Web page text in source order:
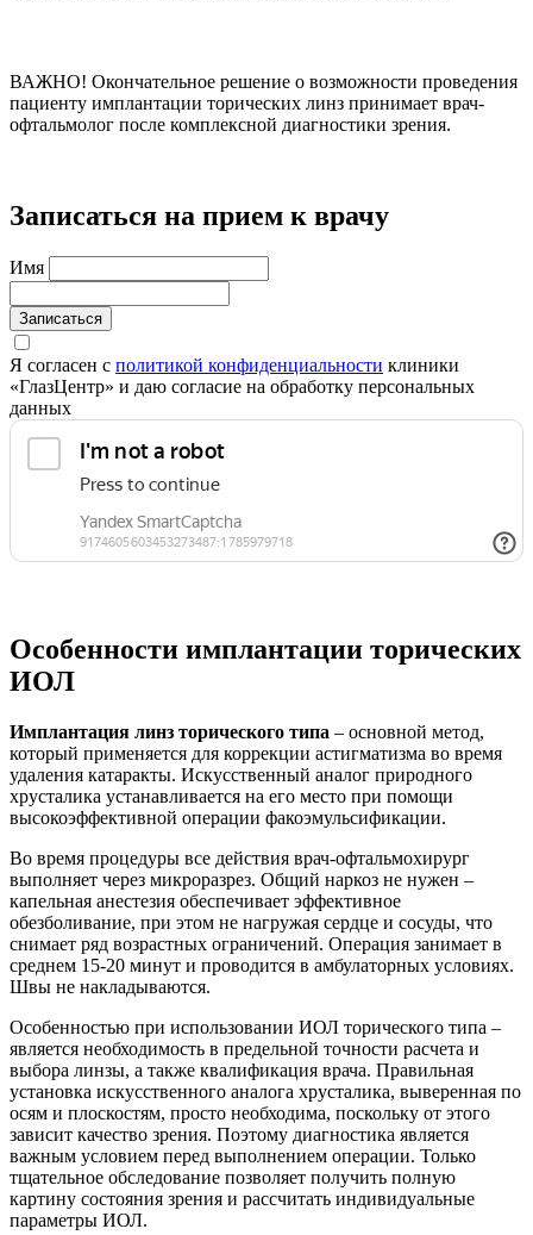
ВАЖНО! Окончательное решение о возможности проведения
пациенту имплантации торических линз принимает врач-
офтальмолог после комплексной диагностики зрения.
Записаться на прием к врачу
Имя
Записаться
Я согласен с политикой конфиденциальности клиники
«ГлазЦентр» и даю согласие на обработку персональных
данных
Особенности имплантации торических
ИОЛ
Имплантация линз торического типа – основной метод,
который применяется для коррекции астигматизма во время
удаления катаракты. Искусственный аналог природного
хрусталика устанавливается на его место при помощи
высокоэффективной операции факоэмульсификации.
Во время процедуры все действия врач-офтальмохирург
выполняет через микроразрез. Общий наркоз не нужен –
капельная анестезия обеспечивает эффективное
обезболивание, при этом не нагружая сердце и сосуды, что
снимает ряд возрастных ограничений. Операция занимает в
среднем 15-20 минут и проводится в амбулаторных условиях.
Швы не накладываются.
Особенностью при использовании ИОЛ торического типа –
является необходимость в предельной точности расчета и
выбора линзы, а также квалификация врача. Правильная
установка искусственного аналога хрусталика, выверенная по
осям и плоскостям, просто необходима, поскольку от этого
зависит качество зрения. Поэтому диагностика является
важным условием перед выполнением операции. Только
тщательное обследование позволяет получить полную
картину состояния зрения и рассчитать индивидуальные
параметры ИОЛ.